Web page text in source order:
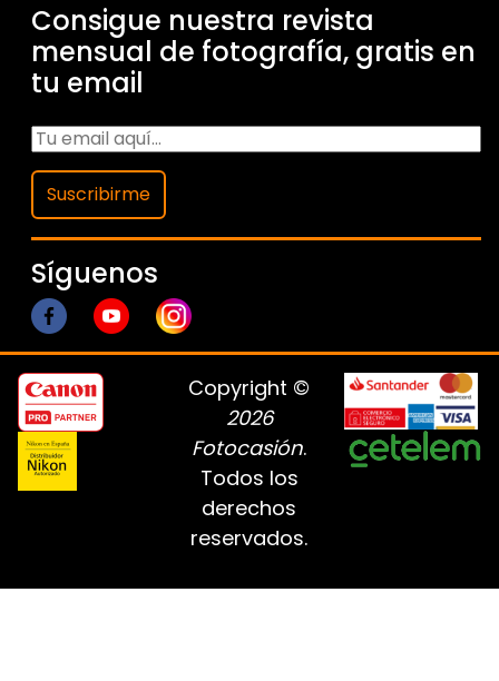
Consigue nuestra revista
mensual de fotografía, gratis en
tu email
Suscribirme
Síguenos
Copyright ©
2026
Fotocasión.
Todos los
derechos
reservados.